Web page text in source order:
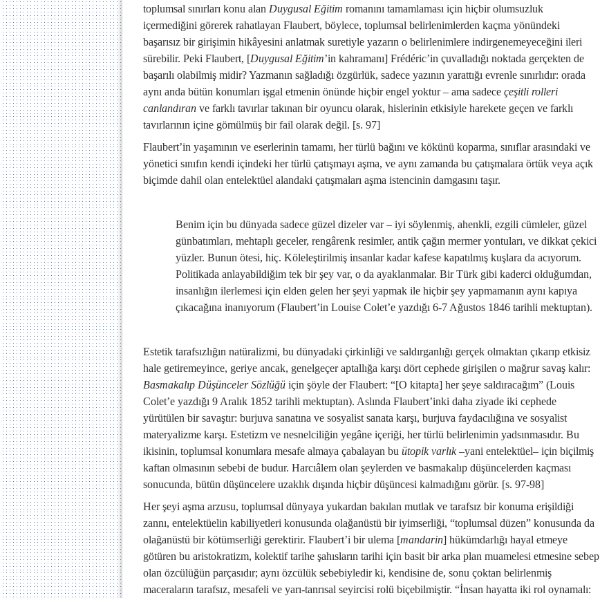
toplumsal sınırları konu alan Duygusal Eğitim romanını tamamlaması için hiçbir olumsuzluk
içermediğini görerek rahatlayan Flaubert, böylece, toplumsal belirlenimlerden kaçma yönündeki
başarısız bir girişimin hikâyesini anlatmak suretiyle yazarın o belirlenimlere indirgenemeyeceğini ileri
sürebilir. Peki Flaubert, [Duygusal Eğitim’in kahramanı] Frédéric’in çuvalladığı noktada gerçekten de
başarılı olabilmiş midir? Yazmanın sağladığı özgürlük, sadece yazının yarattığı evrenle sınırlıdır: orada
aynı anda bütün konumları işgal etmenin önünde hiçbir engel yoktur – ama sadece çeşitli rolleri
canlandıran ve farklı tavırlar takınan bir oyuncu olarak, hislerinin etkisiyle harekete geçen ve farklı
tavırlarının içine gömülmüş bir fail olarak değil. [s. 97]
Flaubert’in yaşamının ve eserlerinin tamamı, her türlü bağını ve kökünü koparma, sınıflar arasındaki ve
yönetici sınıfın kendi içindeki her türlü çatışmayı aşma, ve aynı zamanda bu çatışmalara örtük veya açık
biçimde dahil olan entelektüel alandaki çatışmaları aşma istencinin damgasını taşır.
Benim için bu dünyada sadece güzel dizeler var – iyi söylenmiş, ahenkli, ezgili cümleler, güzel
günbatımları, mehtaplı geceler, rengârenk resimler, antik çağın mermer yontuları, ve dikkat çekici
yüzler. Bunun ötesi, hiç. Köleleştirilmiş insanlar kadar kafese kapatılmış kuşlara da acıyorum.
Politikada anlayabildiğim tek bir şey var, o da ayaklanmalar. Bir Türk gibi kaderci olduğumdan,
insanlığın ilerlemesi için elden gelen her şeyi yapmak ile hiçbir şey yapmamanın aynı kapıya
çıkacağına inanıyorum (Flaubert’in Louise Colet’e yazdığı 6-7 Ağustos 1846 tarihli mektuptan).
Estetik tarafsızlığın natüralizmi, bu dünyadaki çirkinliği ve saldırganlığı gerçek olmaktan çıkarıp etkisiz
hale getiremeyince, geriye ancak, genelgeçer aptallığa karşı dört cephede girişilen o mağrur savaş kalır:
Basmakalıp Düşünceler Sözlüğü için şöyle der Flaubert: “[O kitapta] her şeye saldıracağım” (Louis
Colet’e yazdığı 9 Aralık 1852 tarihli mektuptan). Aslında Flaubert’inki daha ziyade iki cephede
yürütülen bir savaştır: burjuva sanatına ve sosyalist sanata karşı, burjuva faydacılığına ve sosyalist
materyalizme karşı. Estetizm ve nesnelciliğin yegâne içeriği, her türlü belirlenimin yadsınmasıdır. Bu
ikisinin, toplumsal konumlara mesafe almaya çabalayan bu ütopik varlık–yani entelektüel– için biçilmiş
kaftan olmasının sebebi de budur. Harcıâlem olan şeylerden ve basmakalıp düşüncelerden kaçması
sonucunda, bütün düşüncelere uzaklık dışında hiçbir düşüncesi kalmadığını görür. [s. 97-98]
Her şeyi aşma arzusu, toplumsal dünyaya yukardan bakılan mutlak ve tarafsız bir konuma erişildiği
zannı, entelektüelin kabiliyetleri konusunda olağanüstü bir iyimserliği, “toplumsal düzen” konusunda da
olağanüstü bir kötümserliği gerektirir. Flaubert’i bir ulema [mandarin] hükümdarlığı hayal etmeye
götüren bu aristokratizm, kolektif tarihe şahısların tarihi için basit bir arka plan muamelesi etmesine sebep
olan özcülüğün parçasıdır; aynı özcülük sebebiyledir ki, kendisine de, sonu çoktan belirlenmiş
maceraların tarafsız, mesafeli ve yarı-tanrısal seyircisi rolü biçebilmiştir. “İnsan hayatta iki rol oynamalı: